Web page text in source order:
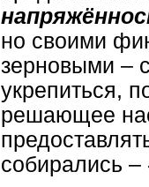
но своими
зерновыми –
укрепиться,
решающее
собирались